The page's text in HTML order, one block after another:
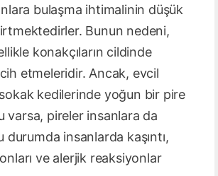
bulaşma ihtimalinin düşük
Bunun nedeni,
konakçıların cildinde
etmeleridir. Ancak, evcil
kedilerinde yoğun bir pire
varsa, pireler insanlara da
durumda insanlarda kaşıntı,
ve alerjik reaksiyonlar